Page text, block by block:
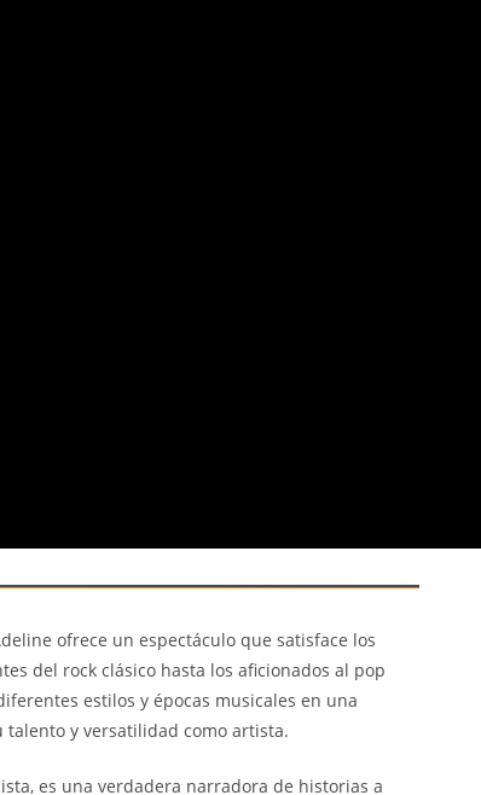
ofrece un espectáculo que satisface los
del rock clásico hasta los aficionados al pop
estilos y épocas musicales en una
y versatilidad como artista.
es una verdadera narradora de historias a